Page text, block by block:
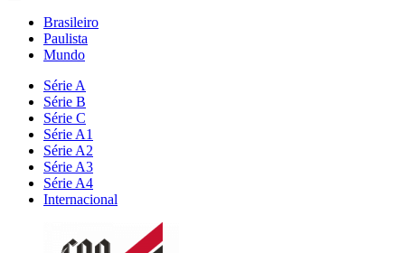
Brasileiro
Paulista
Mundo
Série A
Série B
Série C
Série A1
Série A2
Série A3
Série A4
Internacional